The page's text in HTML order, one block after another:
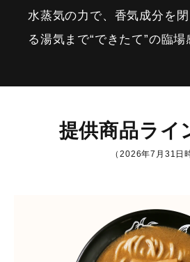
水蒸気の力で、香気成分を
る湯気まで“できたて”の臨場
提供商品ライ
（2026年7月31日